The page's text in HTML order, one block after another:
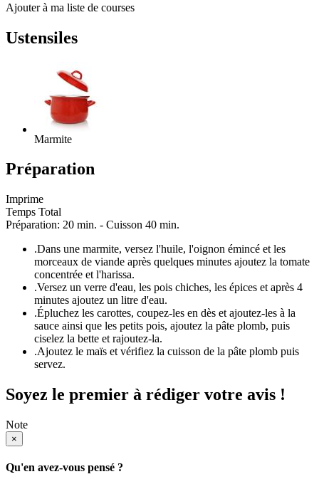
Ajouter à ma liste de courses
Ustensiles
Marmite
Préparation
Imprime
Temps Total
Préparation: 20 min. - Cuisson 40 min.
.Dans une marmite, versez l'huile, l'oignon émincé et les
morceaux de viande après quelques minutes ajoutez la tomate
concentrée et l'harissa.
.Versez un verre d'eau, les pois chiches, les épices et après 4
minutes ajoutez un litre d'eau.
.Épluchez les carottes, coupez-les en dès et ajoutez-les à la
sauce ainsi que les petits pois, ajoutez la pâte plomb, puis
ciselez la bette et rajoutez-la.
.Ajoutez le maïs et vérifiez la cuisson de la pâte plomb puis
servez.
Soyez le premier à rédiger votre avis !
Note
×
Qu'en avez-vous pensé ?